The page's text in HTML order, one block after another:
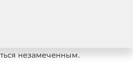
незамеченным.